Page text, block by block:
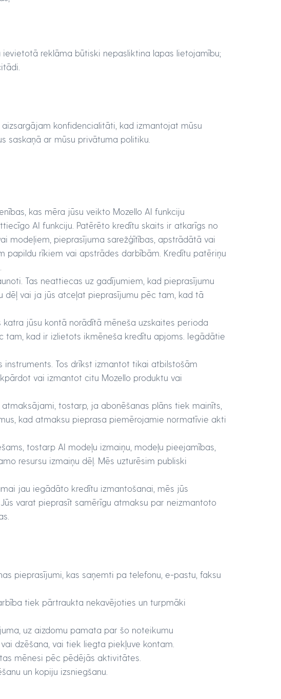
reklāma būtiski nepasliktina lapas lietojamību;
konfidencialitāti, kad izmantojat mūsu
saskaņā ar mūsu privātuma politiku.
kas mēra jūsu veikto Mozello AI funkciju
AI funkciju. Patērēto kredītu skaits ir atkarīgs no
modeļiem, pieprasījuma sarežģītības, apstrādātā vai
rīkiem vai apstrādes darbībām. Kredītu patēriņu
Tas neattiecas uz gadījumiem, kad pieprasījumu
dēļ vai ja jūs atceļat pieprasījumu pēc tam, kad tā
jūsu kontā norādītā mēneša uzskaites perioda
kad ir izlietots ikmēneša kredītu apjoms. Iegādātie
instruments. Tos drīkst izmantot tikai atbilstošām
vai izmantot citu Mozello produktu vai
tostarp, ja abonēšanas plāns tiek mainīts,
kad atmaksu pieprasa piemērojamie normatīvie akti
tostarp AI modeļu izmaiņu, modeļu pieejamības,
resursu izmaiņu dēļ. Mēs uzturēsim publiski
jau iegādāto kredītu izmantošanai, mēs jūs
varat pieprasīt samērīgu atmaksu par neizmantoto
pieprasījumi, kas saņemti pa telefonu, e-pastu, faksu
tiek pārtraukta nekavējoties un turpmāki
uz aizdomu pamata par šo noteikumu
dzēšana, vai tiek liegta piekļuve kontam.
mēnesi pēc pēdējās aktivitātes.
un kopiju izsniegšanu.